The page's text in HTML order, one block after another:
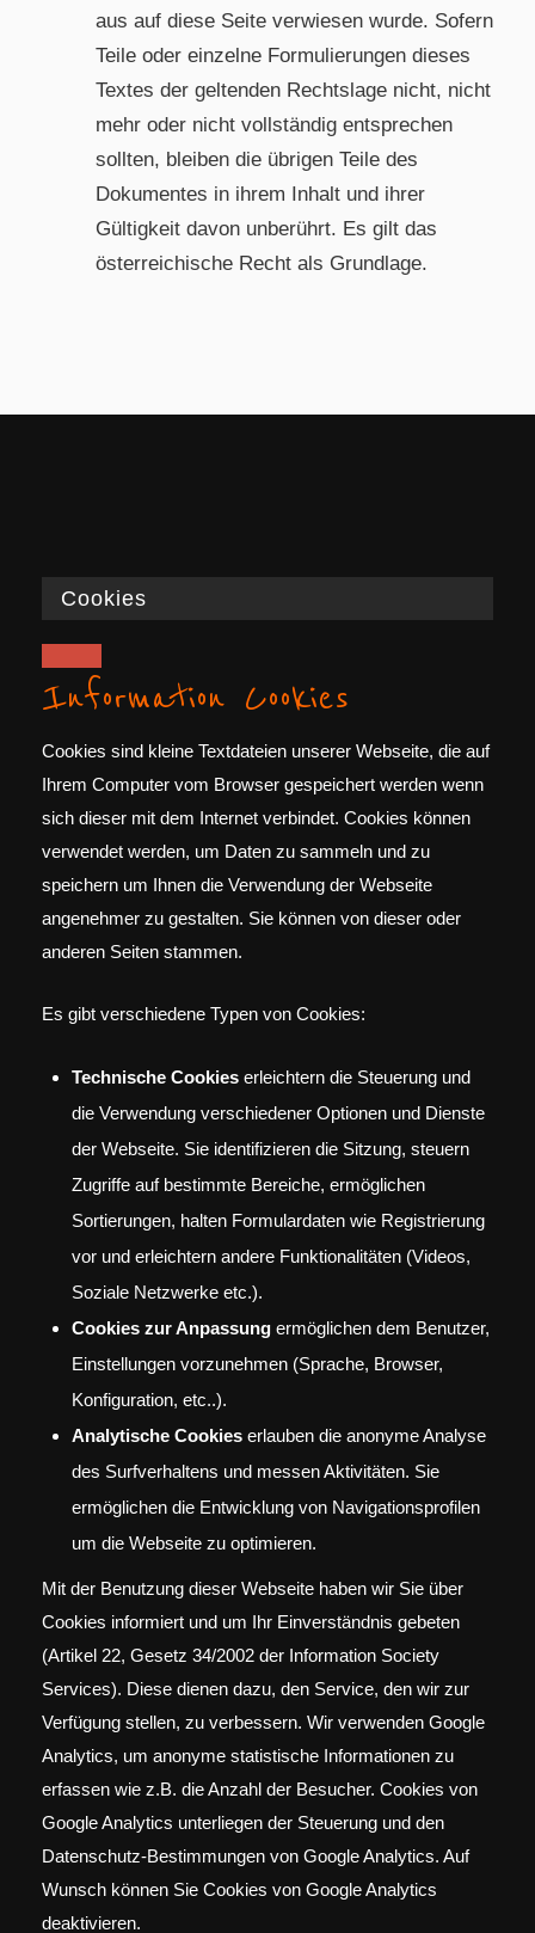
aus auf diese Seite verwiesen wurde. Sofern
Teile oder einzelne Formulierungen dieses
Textes der geltenden Rechtslage nicht, nicht
mehr oder nicht vollständig entsprechen
sollten, bleiben die übrigen Teile des
Dokumentes in ihrem Inhalt und ihrer
Gültigkeit davon unberührt. Es gilt das
österreichische Recht als Grundlage.
Cookies
Information Cookies
Cookies sind kleine Textdateien unserer Webseite, die auf
Ihrem Computer vom Browser gespeichert werden wenn
sich dieser mit dem Internet verbindet. Cookies können
verwendet werden, um Daten zu sammeln und zu
speichern um Ihnen die Verwendung der Webseite
angenehmer zu gestalten. Sie können von dieser oder
anderen Seiten stammen.
Es gibt verschiedene Typen von Cookies:
Technische Cookies erleichtern die Steuerung und
die Verwendung verschiedener Optionen und Dienste
der Webseite. Sie identifizieren die Sitzung, steuern
Zugriffe auf bestimmte Bereiche, ermöglichen
Sortierungen, halten Formulardaten wie Registrierung
vor und erleichtern andere Funktionalitäten (Videos,
Soziale Netzwerke etc.).
Cookies zur Anpassung ermöglichen dem Benutzer,
Einstellungen vorzunehmen (Sprache, Browser,
Konfiguration, etc..).
Analytische Cookies erlauben die anonyme Analyse
des Surfverhaltens und messen Aktivitäten. Sie
ermöglichen die Entwicklung von Navigationsprofilen
um die Webseite zu optimieren.
Mit der Benutzung dieser Webseite haben wir Sie über
Cookies informiert und um Ihr Einverständnis gebeten
(Artikel 22, Gesetz 34/2002 der Information Society
Services). Diese dienen dazu, den Service, den wir zur
Verfügung stellen, zu verbessern. Wir verwenden Google
Analytics, um anonyme statistische Informationen zu
erfassen wie z.B. die Anzahl der Besucher. Cookies von
Google Analytics unterliegen der Steuerung und den
Datenschutz-Bestimmungen von Google Analytics. Auf
Wunsch können Sie Cookies von Google Analytics
deaktivieren.